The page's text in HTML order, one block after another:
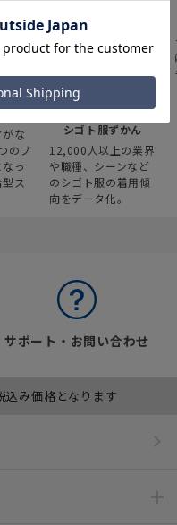
ア
な
のブ
っ
ス
みんなの
シゴト服ずかん
12,000人以上の業界
や職種、シーンなど
のシゴト服の着用傾
向をデータ化。
サポート・お問い合わせ
込み価格となります